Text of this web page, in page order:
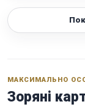
МАКСИМАЛЬНО
Зоряні